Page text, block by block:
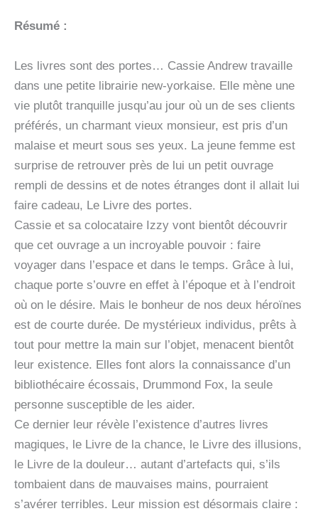
Résumé :
Les livres sont des portes… Cassie Andrew travaille
dans une petite librairie new-yorkaise. Elle mène une
vie plutôt tranquille jusqu’au jour où un de ses clients
préférés, un charmant vieux monsieur, est pris d’un
malaise et meurt sous ses yeux. La jeune femme est
surprise de retrouver près de lui un petit ouvrage
rempli de dessins et de notes étranges dont il allait lui
faire cadeau, Le Livre des portes.
Cassie et sa colocataire Izzy vont bientôt découvrir
que cet ouvrage a un incroyable pouvoir : faire
voyager dans l’espace et dans le temps. Grâce à lui,
chaque porte s’ouvre en effet à l’époque et à l’endroit
où on le désire. Mais le bonheur de nos deux héroïnes
est de courte durée. De mystérieux individus, prêts à
tout pour mettre la main sur l’objet, menacent bientôt
leur existence. Elles font alors la connaissance d’un
bibliothécaire écossais, Drummond Fox, la seule
personne susceptible de les aider.
Ce dernier leur révèle l’existence d’autres livres
magiques, le Livre de la chance, le Livre des illusions,
le Livre de la douleur… autant d’artefacts qui, s’ils
tombaient dans de mauvaises mains, pourraient
s’avérer terribles. Leur mission est désormais claire :